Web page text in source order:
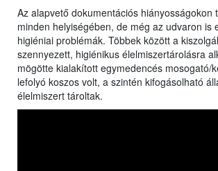
Az alapvető dokumentációs hiányosságokon
minden helyiségében, de még az udvaron is
higiéniai problémák. Többek között a
szennyezett, higiénikus élelmiszertárolásra
mögötte kialakított egymedencés mosogató/
lefolyó koszos volt, a szintén kifogásolható
élelmiszert tároltak.